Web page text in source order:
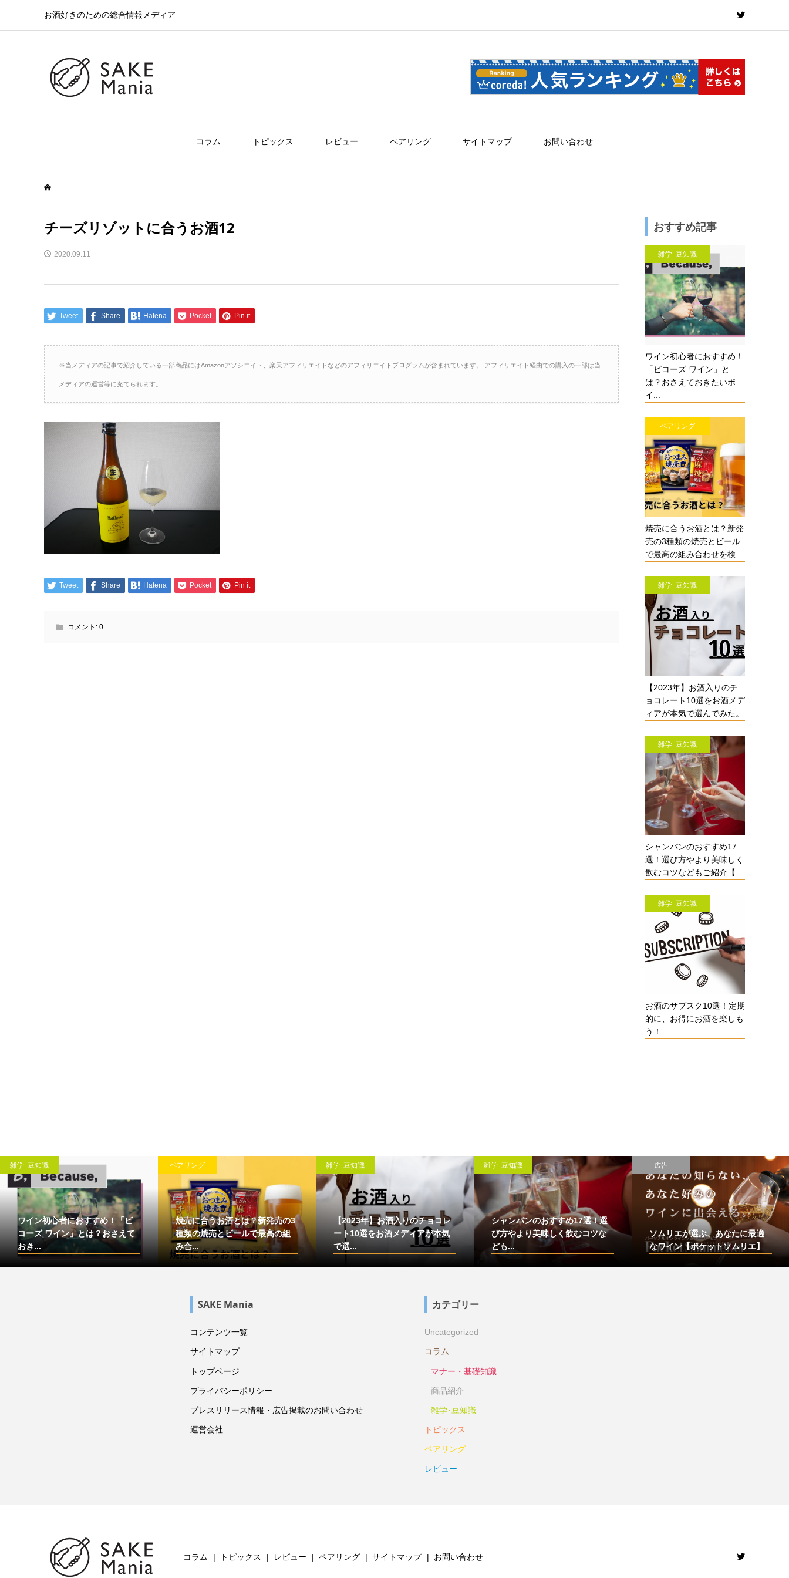
お酒好きのための総合情報メディア
コラム トピックス レビュー ペアリング サイトマップ お問い合わせ
チーズリゾットに合うお酒12
2020.09.11
Tweet Share Hatena Pocket Pin it
※当メディアの記事で紹介している一部商品にはAmazonアソシエイト、楽天アフィリエイトなどのアフィリエイトプログラムが含まれています。 アフィリエイト経由での購入の一部は当
メディアの運営等に充てられます。
Tweet Share Hatena Pocket Pin it
コメント: 0
おすすめ記事
雑学･豆知識
ワイン初心者におすすめ！
「ビコーズ ワイン」と
は？おさえておきたいポ
イ...
ペアリング
焼売に合うお酒とは？新発
売の3種類の焼売とビール
で最高の組み合わせを検...
雑学･豆知識
【2023年】お酒入りのチ
ョコレート10選をお酒メデ
ィアが本気で選んでみた。
雑学･豆知識
シャンパンのおすすめ17
選！選び方やより美味しく
飲むコツなどもご紹介【...
雑学･豆知識
お酒のサブスク10選！定期
的に、お得にお酒を楽しも
う！
雑学･豆知識
ワイン初心者におすすめ！「ビ
コーズ ワイン」とは？おさえて
おき...
ペアリング
焼売に合うお酒とは？新発売の3
種類の焼売とビールで最高の組
み合...
雑学･豆知識
【2023年】お酒入りのチョコレ
ート10選をお酒メディアが本気
で選...
雑学･豆知識
シャンパンのおすすめ17選！選
び方やより美味しく飲むコツな
ども...
広告
ソムリエが選ぶ、あなたに最適
なワイン【ポケットソムリエ】
SAKE Mania
コンテンツ一覧
サイトマップ
トップページ
プライバシーポリシー
プレスリリース情報・広告掲載のお問い合わせ
運営会社
カテゴリー
Uncategorized
コラム
マナー・基礎知識
商品紹介
雑学･豆知識
トピックス
ペアリング
レビュー
コラム トピックス レビュー ペアリング サイトマップ お問い合わせ